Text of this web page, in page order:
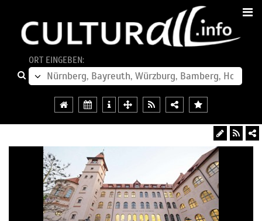
ORT EINGEBEN: